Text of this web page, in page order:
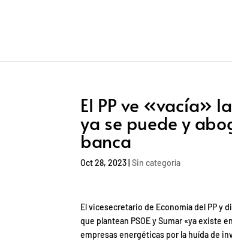
El PP ve «vacía»
ya se puede y
banca
Oct 28, 2023 |Sin categoría
El vicesecretario de Economía del PP y
que plantean PSOE y Sumar «ya existe
empresas energéticas por la huída de